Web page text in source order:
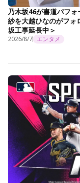
乃木坂46が書道パフ
紗を大越ひなのがフォ
坂工事延長中＞
2026/8/7 エンタメ